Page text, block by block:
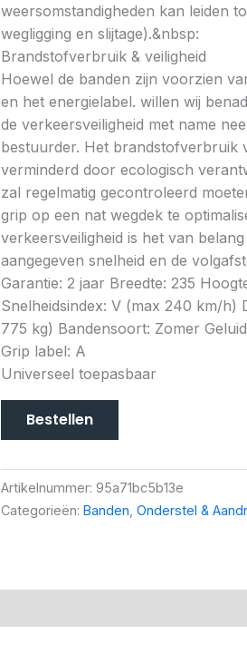
weersomstandigheden kan leiden
wegligging en slijtage).&nbsp:
Brandstofverbruik & veiligheid
Hoewel de banden zijn voorzien
en het energielabel. willen wij
de verkeersveiligheid met name
bestuurder. Het brandstofverbruik
verminderd door ecologisch
zal regelmatig gecontroleerd
grip op een nat wegdek te
verkeersveiligheid is het van
aangegeven snelheid en de
Garantie: 2 jaar Breedte: 235
Snelheidsindex: V (max 240 km/
775 kg) Bandensoort: Zomer
Grip label: A
Universeel toepasbaar
Bestellen
Artikelnummer: 95a71bc5b13e
Categorieën: Banden Onderstel &